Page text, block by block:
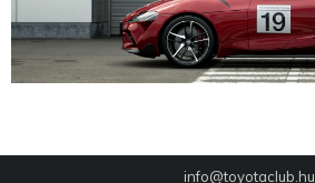
info@toyotaclub.hu